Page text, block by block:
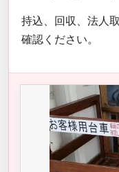
持込、回収、法人
確認ください。